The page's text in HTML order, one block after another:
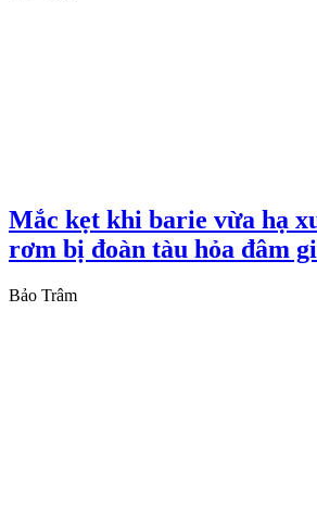
Mắc kẹt khi barie vừa hạ
rơm bị đoàn tàu hỏa đâm
Bảo Trâm